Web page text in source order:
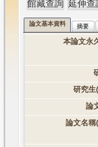
論文基本資料 摘要
本論文永
研究生
論
論文名稱